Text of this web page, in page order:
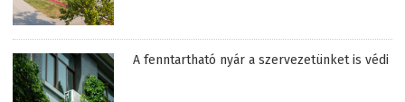
A fenntartható nyár a szervezetünket is védi